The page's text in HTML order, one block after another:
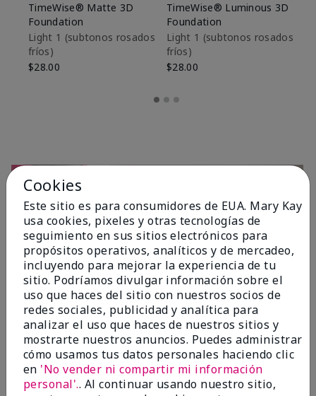
TimeWise® Matte 3D
Foundation
Light 1​ (subtonos rosados
fríos)
$28.00
TimeWise® Luminous 3D
Foundation
Light 1​ (subtonos rosados
fríos)
$28.00
OPINIONES
4.7
10 Reseñas
Cookies
Este sitio es para consumidores de EUA. Mary Kay
usa cookies, pixeles y otras tecnologías de
seguimiento en sus sitios electrónicos para
propósitos operativos, analíticos y de mercadeo,
incluyendo para mejorar la experiencia de tu
sitio. Podríamos divulgar información sobre el
uso que haces del sitio con nuestros socios de
redes sociales, publicidad y analítica para
analizar el uso que haces de nuestros sitios y
mostrarte nuestros anuncios. Puedes administrar
cómo usamos tus datos personales haciendo clic
en 'No vender ni compartir mi información
personal'.. Al continuar usando nuestro sitio,